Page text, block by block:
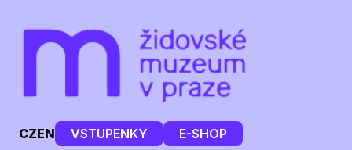
CZEN VSTUPENKY E-SHOP